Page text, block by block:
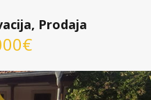
Prodaja